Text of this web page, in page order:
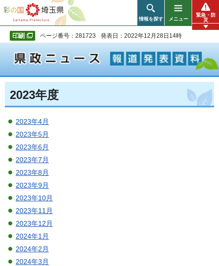
彩の国 埼玉県
情報を探す メニュー
緊急・防
災
ページ番号：281723 発表日：2022年12月28日14時
2023年度
2023年4月
2023年5月
2023年6月
2023年7月
2023年8月
2023年9月
2023年10月
2023年11月
2023年12月
2024年1月
2024年2月
2024年3月